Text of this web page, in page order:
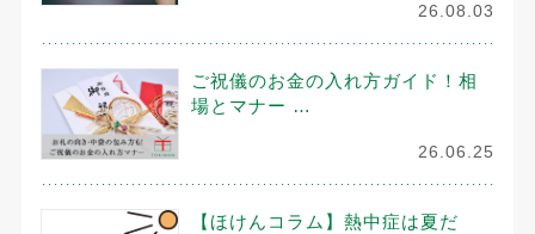
26.08.03
ご祝儀のお金の入れ方ガイド！相
場とマナー …
26.06.25
【ほけんコラム】熱中症は夏だ